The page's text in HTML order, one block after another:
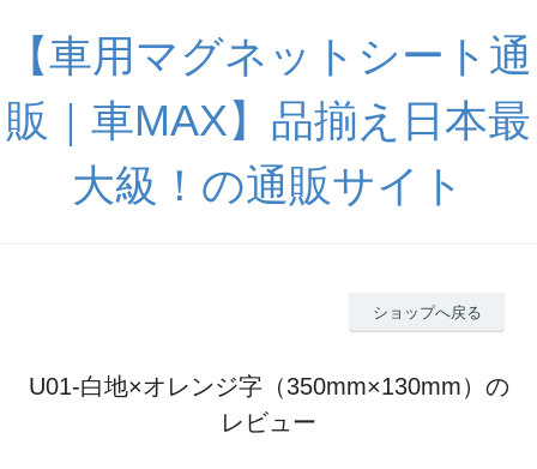
【車用マグネットシート通
販｜車MAX】品揃え日本最
大級！の通販サイト
ショップへ戻る
U01-白地×オレンジ字（350mm×130mm）の
レビュー